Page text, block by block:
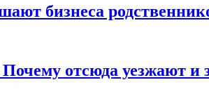
бизнеса
отсюда уезжают и